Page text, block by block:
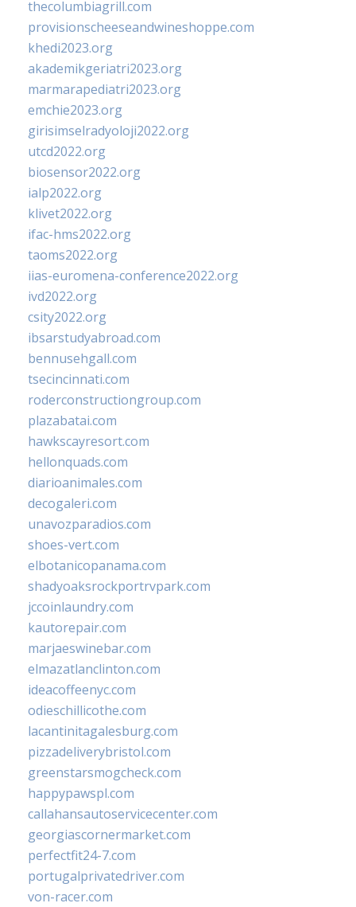
thecolumbiagrill.com
provisionscheeseandwineshoppe.com
khedi2023.org
akademikgeriatri2023.org
marmarapediatri2023.org
emchie2023.org
girisimselradyoloji2022.org
utcd2022.org
biosensor2022.org
ialp2022.org
klivet2022.org
ifac-hms2022.org
taoms2022.org
iias-euromena-conference2022.org
ivd2022.org
csity2022.org
ibsarstudyabroad.com
bennusehgall.com
tsecincinnati.com
roderconstructiongroup.com
plazabatai.com
hawkscayresort.com
hellonquads.com
diarioanimales.com
decogaleri.com
unavozparadios.com
shoes-vert.com
elbotanicopanama.com
shadyoaksrockportrvpark.com
jccoinlaundry.com
kautorepair.com
marjaeswinebar.com
elmazatlanclinton.com
ideacoffeenyc.com
odieschillicothe.com
lacantinitagalesburg.com
pizzadeliverybristol.com
greenstarsmogcheck.com
happypawspl.com
callahansautoservicecenter.com
georgiascornermarket.com
perfectfit24-7.com
portugalprivatedriver.com
von-racer.com